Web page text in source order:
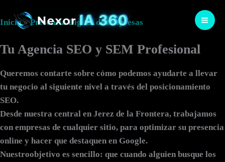
al
Inicio»Presencia Digital de Empresas
Tu Agencia SEO y SEM Profesional
Queremos contarte sobre cómo podemos ayudarte a llevar
tu negocio al siguiente nivel a través del posicionamiento
SEO.
Desde nuestra central en Jerez de la Frontera, trabajamos
con empresas de cualquier sitio, para optimizar su presencia
online y hacer que destaquen en Google.
Nuestroobjetivo es sencillo: que cuando alguien busque los